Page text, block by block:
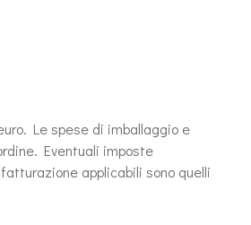
Le spese di imballaggio e
Eventuali imposte
applicabili sono quelli